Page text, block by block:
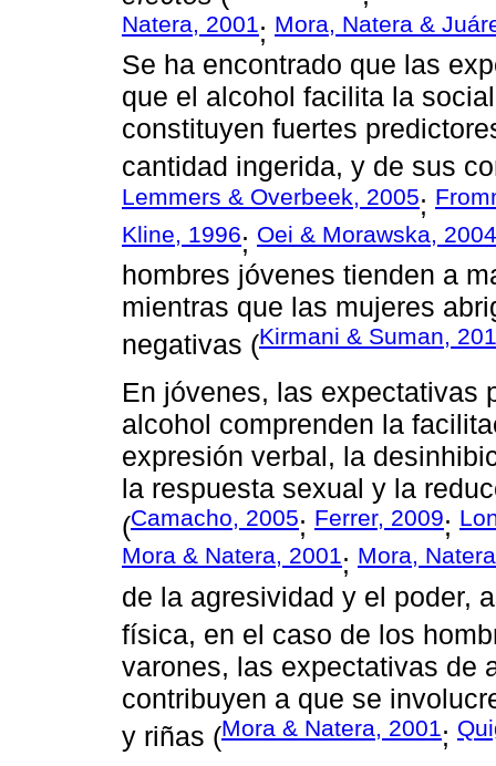
Natera, 2001; Mora, Natera &
Se ha encontrado que las
que el alcohol facilita la
constituyen fuertes
cantidad ingerida, y de sus
Lemmers & Overbeek, 2005;
Kline, 1996; Oei & Morawska, 2004
hombres jóvenes tienden a
mientras que las mujeres
negativas (Kirmani & Suman,
En jóvenes, las expectativas
alcohol comprenden la
expresión verbal, la
la respuesta sexual y la
(Camacho, 2005; Ferrer, 2009;
Mora & Natera, 2001; Mora,
de la agresividad y el poder,
física, en el caso de los
varones, las expectativas de
contribuyen a que se
y riñas (Mora & Natera, 2001;